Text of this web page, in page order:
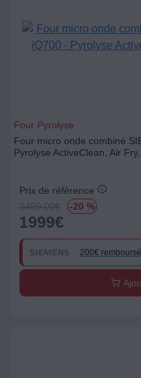
Four Pyrolyse
Four micro onde combiné
Pyrolyse ActiveClean, Air
Prix de référence
2499.00€ -20 %
1999€
200€